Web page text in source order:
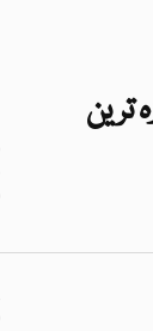
ترین